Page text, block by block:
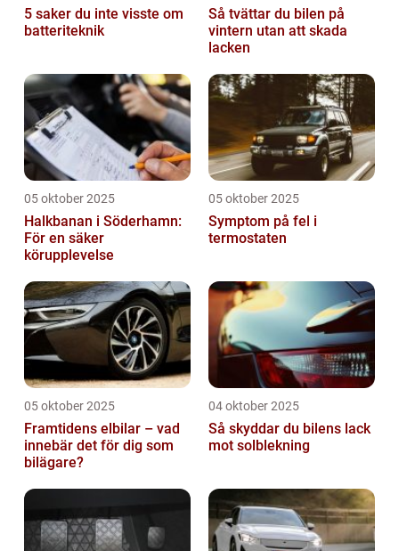
5 saker du inte visste om
batteriteknik
Så tvättar du bilen på
vintern utan att skada
lacken
05 oktober 2025
Halkbanan i Söderhamn:
För en säker
körupplevelse
05 oktober 2025
Symptom på fel i
termostaten
05 oktober 2025
Framtidens elbilar – vad
innebär det för dig som
bilägare?
04 oktober 2025
Så skyddar du bilens lack
mot solblekning